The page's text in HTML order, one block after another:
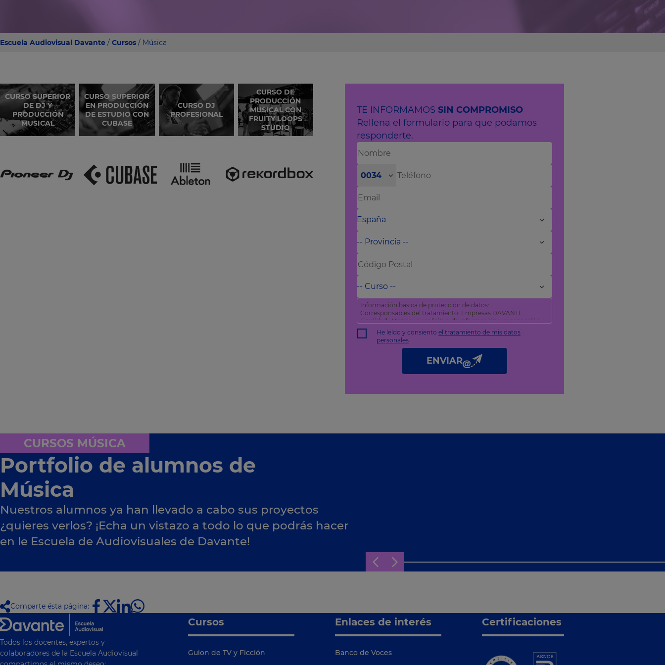
Escuela Audiovisual Davante / Cursos / Música
CURSO SUPERIOR
DE DJ Y
PRODUCCIÓN
MUSICAL
CURSO SUPERIOR
EN PRODUCCIÓN
DE ESTUDIO CON
CUBASE
CURSO DJ
PROFESIONAL
CURSO DE
PRODUCCIÓN
MUSICAL CON
FRUITY LOOPS
STUDIO
TE INFORMAMOS SIN COMPROMISO
Rellena el formulario para que podamos
responderte.
0034
Información básica de protección de datos:
Corresponsables del tratamiento: Empresas DAVANTE
Finalidad: Atender su solicitud de información y prospección
comercial
Derechos: Puede acceder, rectificar y suprimir sus datos, así
como otros derechos tal y como se explica en nuestra
política de privacidad
He leído y consiento el tratamiento de mis datos
personales
ENVIAR
CURSOS MÚSICA
Portfolio de alumnos de
Música
Nuestros alumnos ya han llevado a cabo sus proyectos
¿quieres verlos? ¡Echa un vistazo a todo lo que podrás hacer
en le Escuela de Audiovisuales de Davante!
Comparte ésta página:
Todos los docentes, expertos y
colaboradores de la Escuela Audiovisual
Cursos
Guion de TV y Ficción
Enlaces de interés
Banco de Voces
Certificaciones